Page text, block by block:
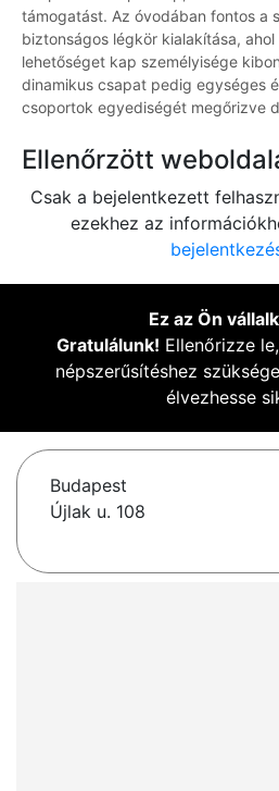
támogatást. Az óvodában fontos a
biztonságos légkör kialakítása,
lehetőséget kap személyisége
dinamikus csapat pedig egységes
csoportok egyediségét megőrizve
Ellenőrzött
Csak a bejelentkezett
ezekhez az
Ez az Ön
Gratulálunk! Ellenőrizze
népszerűsítéshez
élvezhesse
Budapest
Újlak u. 108